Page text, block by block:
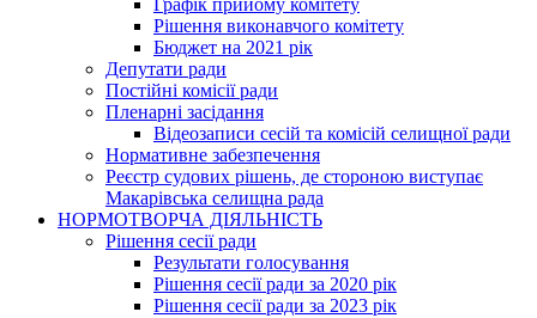
Графік прийому комітету
Рішення виконавчого комітету
Бюджет на 2021 рік
Депутати ради
Постійні комісії ради
Пленарні засідання
Відеозаписи сесій та комісій селищної ради
Нормативне забезпечення
Реєстр судових рішень, де стороною виступає
Макарівська селищна рада
НОРМОТВОРЧА ДІЯЛЬНІСТЬ
Рішення сесії ради
Результати голосування
Рішення сесії ради за 2020 рік
Рішення сесії ради за 2023 рік